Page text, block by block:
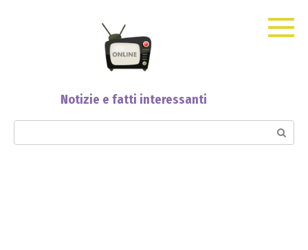
Notizie e fatti interessanti
Search: